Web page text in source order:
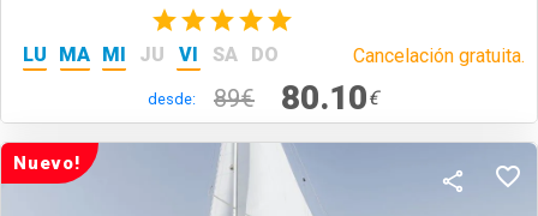
(1)
LU MA MI JU VI SA DO Cancelación gratuita.
desde: 89€ 80.10€
Nuevo!